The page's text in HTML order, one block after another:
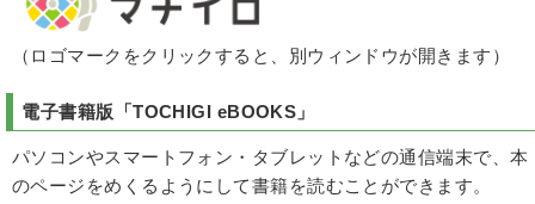
（ロゴマークをクリックすると、別ウィンドウが開きます）
電子書籍版「TOCHIGI eBOOKS 」
パソコンやスマートフォン・タブレットなどの通信端末で、本
のページをめくるようにして書籍を読むことができます。